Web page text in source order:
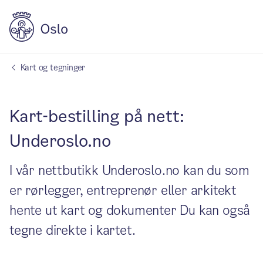
Kart og tegninger
Kart-bestilling på nett:
Underoslo.no
I vår nettbutikk Underoslo.no kan du som
er rørlegger, entreprenør eller arkitekt
hente ut kart og dokumenter Du kan også
tegne direkte i kartet.